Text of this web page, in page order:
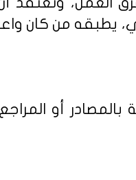
يطبقه من كان
أو